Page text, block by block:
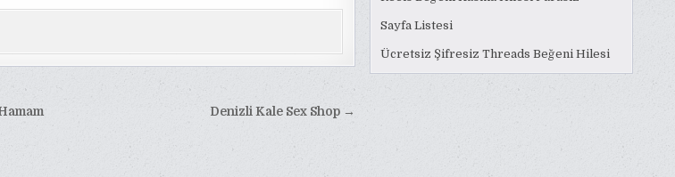
Denizli Kale Sex Shop →
Sayfa Listesi
Ücretsiz Şifresiz Threads Beğeni Hilesi